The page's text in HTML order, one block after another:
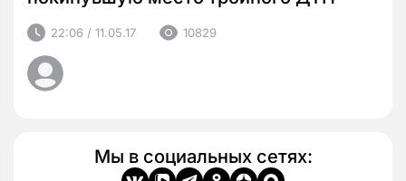
22:06 / 11.05.17 10829
Мы в социальных сетях: